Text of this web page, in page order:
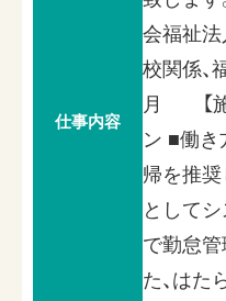
仕事内容
会福祉
校関係、
月 【施
ン ■働き
帰を推
として
で勤怠管
た、はた